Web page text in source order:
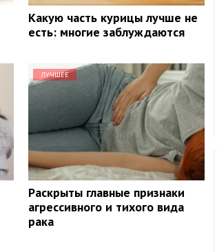
Какую часть курицы лучше не
есть: многие заблуждаются
ЛУЧШЕЕ
Раскрыты главные признаки
агрессивного и тихого вида
рака